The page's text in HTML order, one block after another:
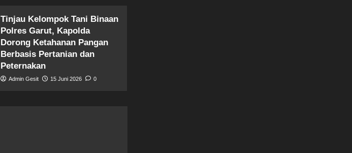
Tinjau Kelompok Tani Binaan
Polres Garut, Kapolda
Dorong Ketahanan Pangan
Berbasis Pertanian dan
Peternakan
Admin Gesit 15 Juni 2026 0